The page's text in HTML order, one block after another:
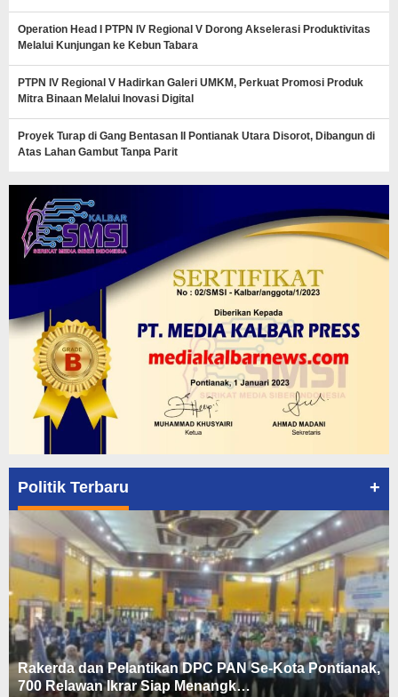
Operation Head I PTPN IV Regional V Dorong Akselerasi Produktivitas
Melalui Kunjungan ke Kebun Tabara
PTPN IV Regional V Hadirkan Galeri UMKM, Perkuat Promosi Produk
Mitra Binaan Melalui Inovasi Digital
Proyek Turap di Gang Bentasan II Pontianak Utara Disorot, Dibangun di
Atas Lahan Gambut Tanpa Parit
Politik Terbaru +
Rakerda dan Pelantikan DPC PAN Se-Kota Pontianak,
700 Relawan Ikrar Siap Menangk…